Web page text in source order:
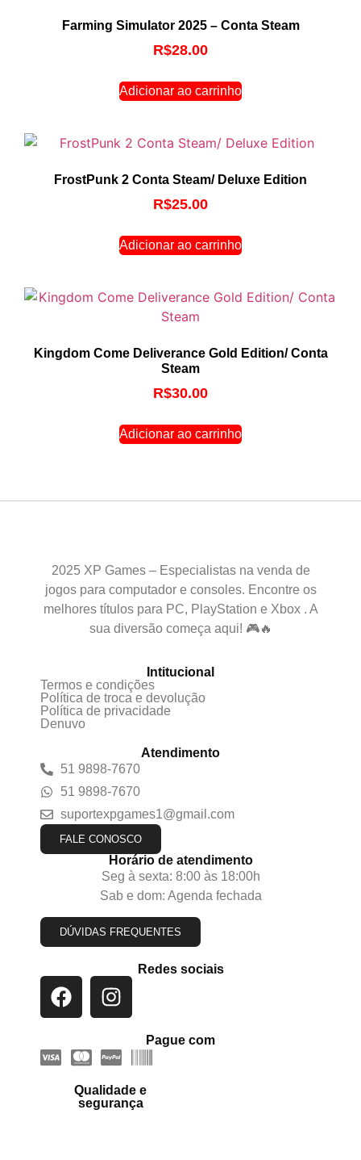
Farming Simulator 2025 – Conta Steam
R$28.00
Adicionar ao carrinho
FrostPunk 2 Conta Steam/ Deluxe Edition
R$25.00
Adicionar ao carrinho
Kingdom Come Deliverance Gold Edition/ Conta
Steam
R$30.00
Adicionar ao carrinho
2025 XP Games – Especialistas na venda de
jogos para computador e consoles. Encontre os
melhores títulos para PC, PlayStation e Xbox . A
sua diversão começa aqui! 🎮🔥
Intitucional
Termos e condições
Política de troca e devolução
Política de privacidade
Denuvo
Atendimento
51 9898-7670
51 9898-7670
suportexpgames1@gmail.com
FALE CONOSCO
Horário de atendimento
Seg à sexta: 8:00 às 18:00h
Sab e dom: Agenda fechada
DÚVIDAS FREQUENTES
Redes sociais
Pague com
Qualidade e
segurança